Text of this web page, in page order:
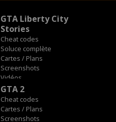
GTA Liberty City
Stories
Cheat codes
Soluce complète
Cartes / Plans
Screenshots
Vidéos
GTA 2
Cheat codes
Cartes / Plans
Screenshots